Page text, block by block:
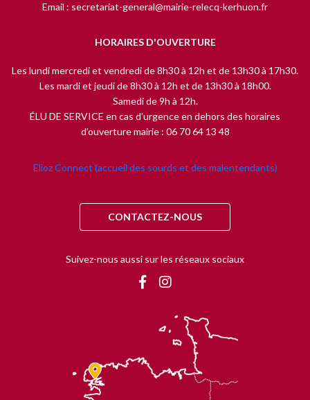
Email : secretariat-general@mairie-relecq-kerhuon.fr
HORAIRES D'OUVERTURE
Les lundi mercredi et vendredi de 8h30 à 12h et de 13h30 à 17h30.
Les mardi et jeudi de 8h30 à 12h et de 13h30 à 18h00.
Samedi de 9h à 12h.
ÉLU DE SERVICE en cas d’urgence en dehors des horaires
d’ouverture mairie : 06 70 64 13 48
Elioz Connect (accueil des sourds et des malentendants)
CONTACTEZ-NOUS
Suivez-nous aussi sur les réseaux sociaux